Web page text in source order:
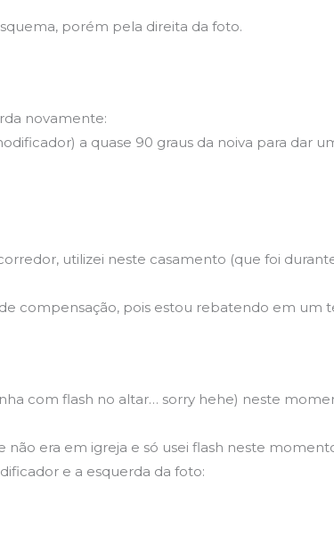
porém pela direita da foto.
novamente:
a quase 90 graus da noiva para dar
utilizei neste casamento (que foi
de compensação, pois estou rebatendo em um
com flash no altar… sorry hehe) neste
não era em igreja e só usei flash neste
e a esquerda da foto: